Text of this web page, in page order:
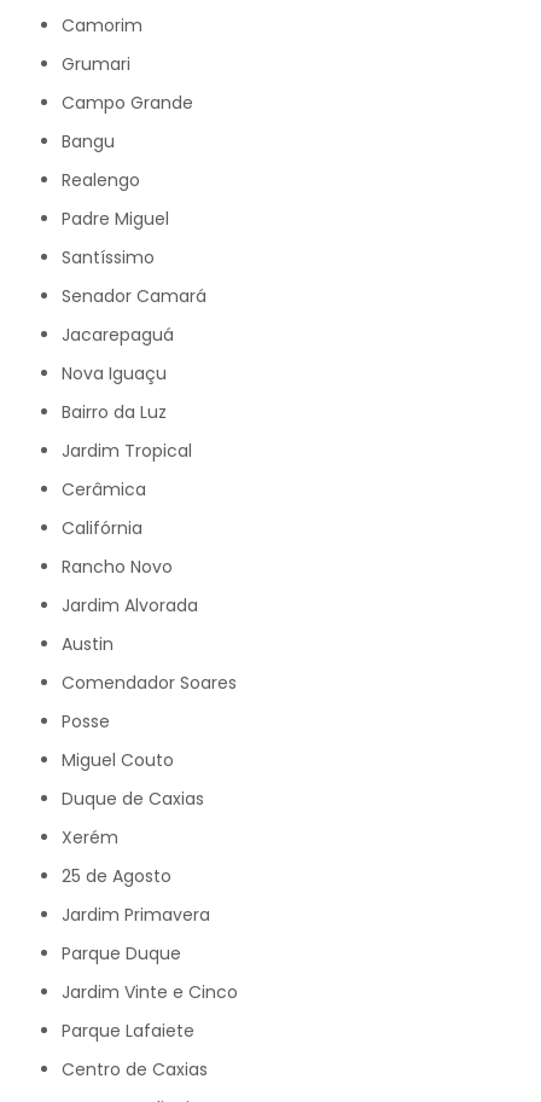
Camorim
Grumari
Campo Grande
Bangu
Realengo
Padre Miguel
Santíssimo
Senador Camará
Jacarepaguá
Nova Iguaçu
Bairro da Luz
Jardim Tropical
Cerâmica
Califórnia
Rancho Novo
Jardim Alvorada
Austin
Comendador Soares
Posse
Miguel Couto
Duque de Caxias
Xerém
25 de Agosto
Jardim Primavera
Parque Duque
Jardim Vinte e Cinco
Parque Lafaiete
Centro de Caxias